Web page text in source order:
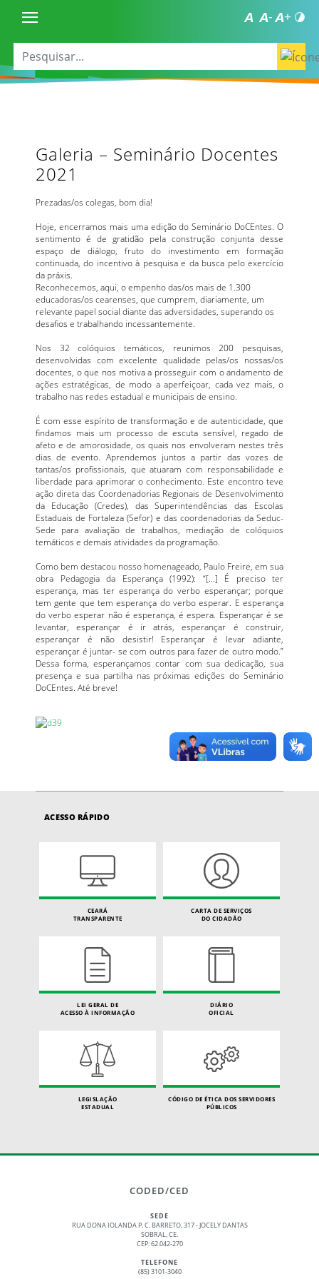
Galeria – Seminário Docentes
2021
Prezadas/os colegas, bom dia!
Hoje, encerramos mais uma edição do Seminário DoCEntes. O
sentimento é de gratidão pela construção conjunta desse
espaço de diálogo, fruto do investimento em formação
continuada, do incentivo à pesquisa e da busca pelo exercício
da práxis.
Reconhecemos, aqui, o empenho das/os mais de 1.300
educadoras/os cearenses, que cumprem, diariamente, um
relevante papel social diante das adversidades, superando os
desafios e trabalhando incessantemente.
Nos 32 colóquios temáticos, reunimos 200 pesquisas,
desenvolvidas com excelente qualidade pelas/os nossas/os
docentes, o que nos motiva a prosseguir com o andamento de
ações estratégicas, de modo a aperfeiçoar, cada vez mais, o
trabalho nas redes estadual e municipais de ensino.
É com esse espírito de transformação e de autenticidade, que
findamos mais um processo de escuta sensível, regado de
afeto e de amorosidade, os quais nos envolveram nestes três
dias de evento. Aprendemos juntos a partir das vozes de
tantas/os profissionais, que atuaram com responsabilidade e
liberdade para aprimorar o conhecimento. Este encontro teve
ação direta das Coordenadorias Regionais de Desenvolvimento
da Educação (Credes), das Superintendências das Escolas
Estaduais de Fortaleza (Sefor) e das coordenadorias da Seduc-
Sede para avaliação de trabalhos, mediação de colóquios
temáticos e demais atividades da programação.
Como bem destacou nosso homenageado, Paulo Freire, em sua
obra Pedagogia da Esperança (1992): “[…] É preciso ter
esperança, mas ter esperança do verbo esperançar; porque
tem gente que tem esperança do verbo esperar. E esperança
do verbo esperar não é esperança, é espera. Esperançar é se
levantar, esperançar é ir atrás, esperançar é construir,
esperançar é não desistir! Esperançar é levar adiante,
esperançar é juntar- se com outros para fazer de outro modo.”
Dessa forma, esperançamos contar com sua dedicação, sua
presença e sua partilha nas próximas edições do Seminário
DoCEntes. Até breve!
ACESSO RÁPIDO
CEARÁ
TRANSPARENTE
CARTA DE SERVIÇOS
DO CIDADÃO
LEI GERAL DE
ACESSO À INFORMAÇÃO
DIÁRIO
OFICIAL
LEGISLAÇÃO
ESTADUAL
CÓDIGO DE ÉTICA DOS SERVIDORES
PÚBLICOS
CODED/CED
SEDE
RUA DONA IOLANDA P. C. BARRETO, 317 - JOCELY DANTAS
SOBRAL, CE.
CEP: 62.042-270
TELEFONE
(85) 3101-3040